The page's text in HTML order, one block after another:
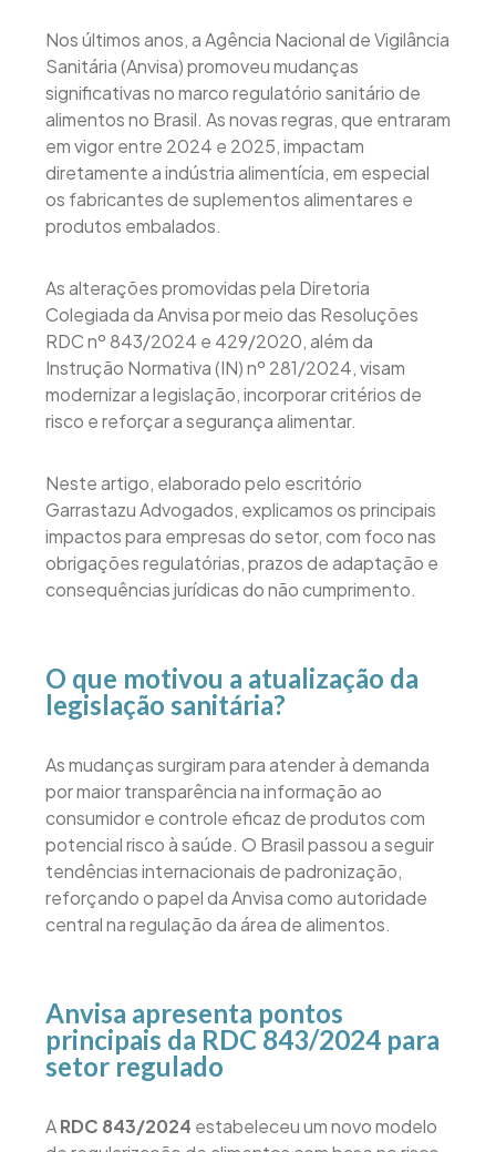
Nos últimos anos, a Agência Nacional de Vigilância
Sanitária (Anvisa) promoveu mudanças
significativas no marco regulatório sanitário de
alimentos no Brasil. As novas regras, que entraram
em vigor entre 2024 e 2025, impactam
diretamente a indústria alimentícia, em especial
os fabricantes de suplementos alimentares e
produtos embalados.
As alterações promovidas pela Diretoria
Colegiada da Anvisa por meio das Resoluções
RDC nº 843/2024 e 429/2020, além da
Instrução Normativa (IN) nº 281/2024, visam
modernizar a legislação, incorporar critérios de
risco e reforçar a segurança alimentar.
Neste artigo, elaborado pelo escritório
Garrastazu Advogados, explicamos os principais
impactos para empresas do setor, com foco nas
obrigações regulatórias, prazos de adaptação e
consequências jurídicas do não cumprimento.
O que motivou a atualização da
legislação sanitária?
As mudanças surgiram para atender à demanda
por maior transparência na informação ao
consumidor e controle eficaz de produtos com
potencial risco à saúde. O Brasil passou a seguir
tendências internacionais de padronização,
reforçando o papel da Anvisa como autoridade
central na regulação da área de alimentos.
Anvisa apresenta pontos
principais da RDC 843/2024 para
setor regulado
ARDC 843/2024 estabeleceu um novo modelo